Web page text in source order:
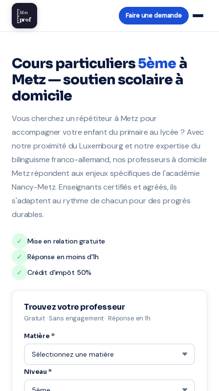
Mon
prof Faire une demande
Cours particuliers5ème à
Metz — soutien scolaire à
domicile
Vous cherchez un répétiteur à Metz pour
accompagner votre enfant du primaire au lycée ? Avec
notre proximité du Luxembourg et notre expertise du
bilinguisme franco-allemand, nos professeurs à domicile
Metz répondent aux enjeux spécifiques de l'académie
Nancy-Metz. Enseignants certifiés et agréés, ils
s'adaptent au rythme de chacun pour des progrès
durables.
✓
Mise en relation gratuite
✓
Réponse en moins d'1h
✓
Crédit d'impôt 50%
Trouvez votre professeur
Gratuit · Sans engagement · Réponse en 1h
Matière *
Niveau *